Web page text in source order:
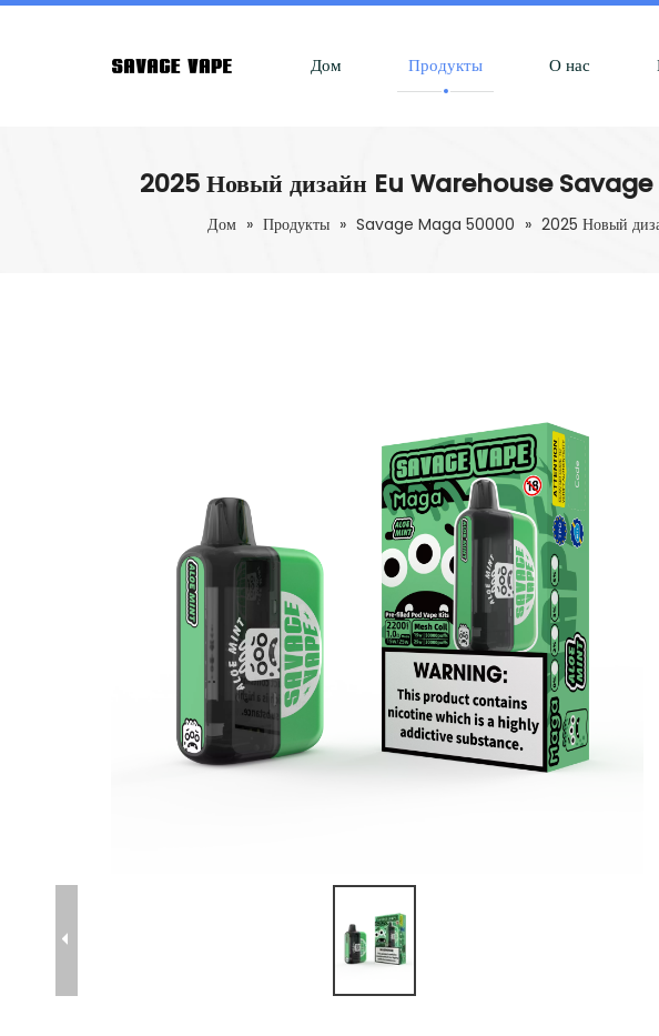
Дом Продукты О нас
2025 Новый дизайн Eu Warehouse
Дом » Продукты » Savage Maga 50000 » 2025 Новый